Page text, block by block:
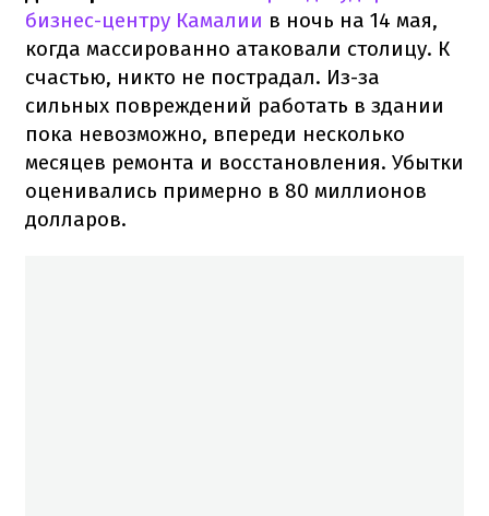
бизнес-центру Камалии в ночь на 14 мая,
когда массированно атаковали столицу. К
счастью, никто не пострадал. Из-за
сильных повреждений работать в здании
пока невозможно, впереди несколько
месяцев ремонта и восстановления. Убытки
оценивались примерно в 80 миллионов
долларов.